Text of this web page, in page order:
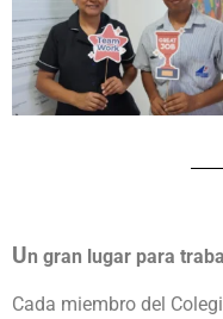
Un gran lugar para
Cada miembro del